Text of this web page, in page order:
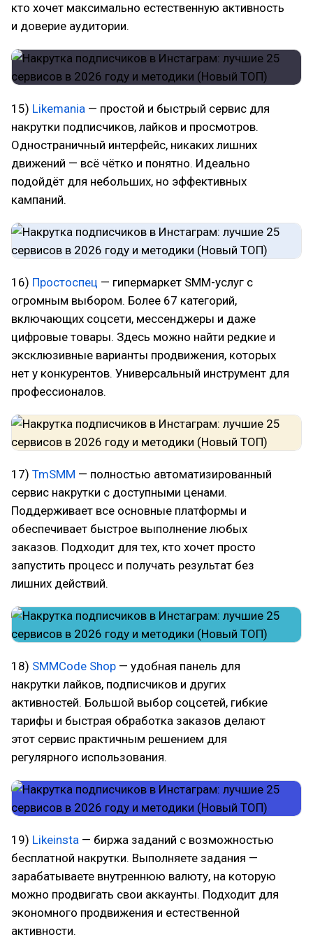
кто хочет максимально естественную активность
и доверие аудитории.
15) Likemania — простой и быстрый сервис для
накрутки подписчиков, лайков и просмотров.
Одностраничный интерфейс, никаких лишних
движений — всё чётко и понятно. Идеально
подойдёт для небольших, но эффективных
кампаний.
16) Простоспец — гипермаркет SMM-услуг с
огромным выбором. Более 67 категорий,
включающих соцсети, мессенджеры и даже
цифровые товары. Здесь можно найти редкие и
эксклюзивные варианты продвижения, которых
нет у конкурентов. Универсальный инструмент для
профессионалов.
17) TmSMM — полностью автоматизированный
сервис накрутки с доступными ценами.
Поддерживает все основные платформы и
обеспечивает быстрое выполнение любых
заказов. Подходит для тех, кто хочет просто
запустить процесс и получать результат без
лишних действий.
18) SMMCode Shop — удобная панель для
накрутки лайков, подписчиков и других
активностей. Большой выбор соцсетей, гибкие
тарифы и быстрая обработка заказов делают
этот сервис практичным решением для
регулярного использования.
19) Likeinsta — биржа заданий с возможностью
бесплатной накрутки. Выполняете задания —
зарабатываете внутреннюю валюту, на которую
можно продвигать свои аккаунты. Подходит для
экономного продвижения и естественной
активности.